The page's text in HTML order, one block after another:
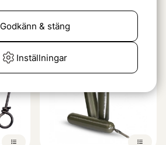
fr. 45 kr
Inställningar
Godkänn & stäng